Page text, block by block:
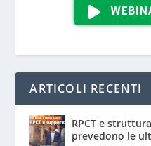
ARTICOLI RECENTI
RPCT e
prevedono le